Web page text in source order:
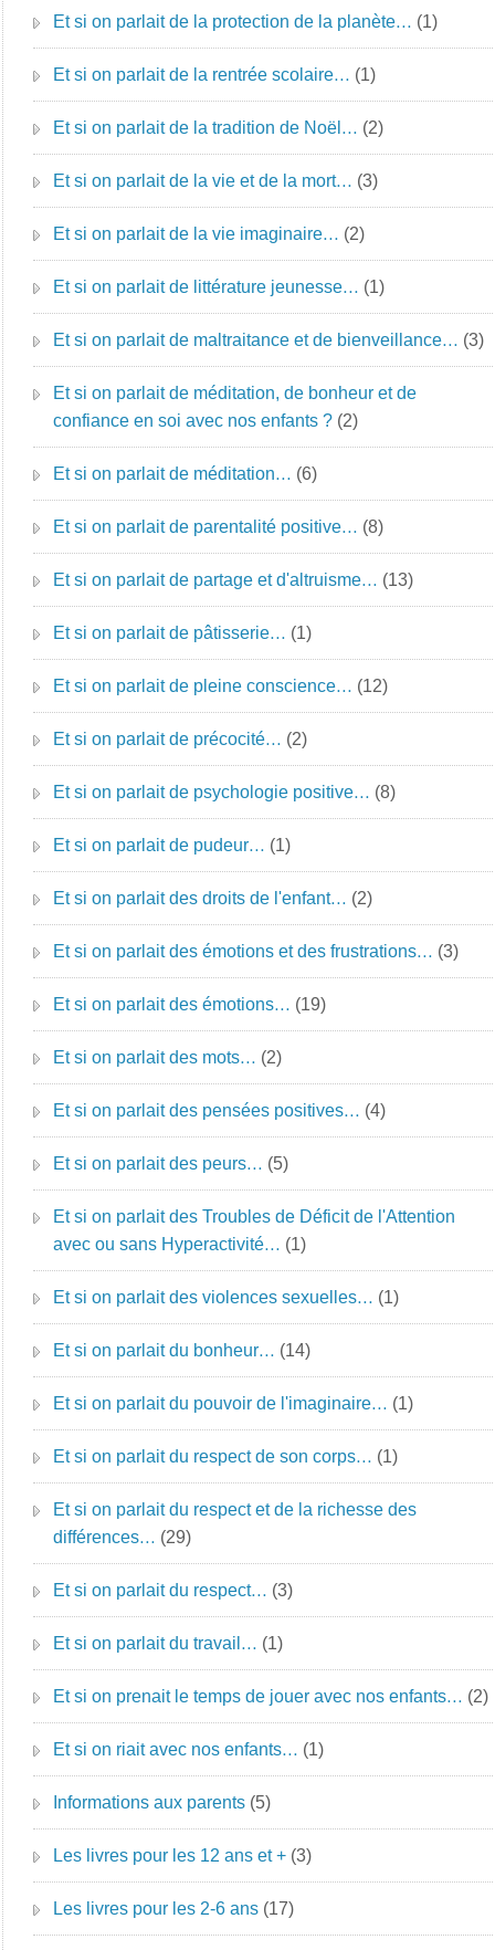
Et si on parlait de la protection de la planète… (1)
Et si on parlait de la rentrée scolaire… (1)
Et si on parlait de la tradition de Noël… (2)
Et si on parlait de la vie et de la mort… (3)
Et si on parlait de la vie imaginaire… (2)
Et si on parlait de littérature jeunesse… (1)
Et si on parlait de maltraitance et de bienveillance… (3)
Et si on parlait de méditation, de bonheur et de
confiance en soi avec nos enfants ? (2)
Et si on parlait de méditation… (6)
Et si on parlait de parentalité positive… (8)
Et si on parlait de partage et d'altruisme… (13)
Et si on parlait de pâtisserie… (1)
Et si on parlait de pleine conscience… (12)
Et si on parlait de précocité… (2)
Et si on parlait de psychologie positive… (8)
Et si on parlait de pudeur… (1)
Et si on parlait des droits de l'enfant… (2)
Et si on parlait des émotions et des frustrations… (3)
Et si on parlait des émotions… (19)
Et si on parlait des mots… (2)
Et si on parlait des pensées positives… (4)
Et si on parlait des peurs… (5)
Et si on parlait des Troubles de Déficit de l'Attention
avec ou sans Hyperactivité… (1)
Et si on parlait des violences sexuelles… (1)
Et si on parlait du bonheur… (14)
Et si on parlait du pouvoir de l'imaginaire… (1)
Et si on parlait du respect de son corps… (1)
Et si on parlait du respect et de la richesse des
différences… (29)
Et si on parlait du respect… (3)
Et si on parlait du travail… (1)
Et si on prenait le temps de jouer avec nos enfants… (2)
Et si on riait avec nos enfants… (1)
Informations aux parents (5)
Les livres pour les 12 ans et + (3)
Les livres pour les 2-6 ans (17)